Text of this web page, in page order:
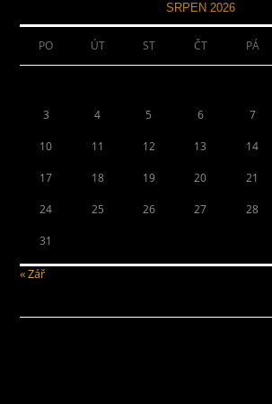
SRPEN 2026
PO ÚT ST ČT PÁ
3 4 5 6 7
10 11 12 13 14
17 18 19 20 21
24 25 26 27 28
31
« Zář